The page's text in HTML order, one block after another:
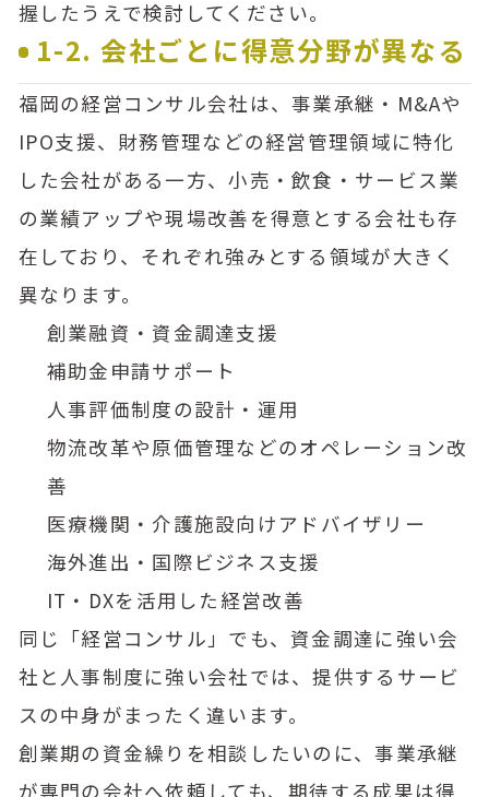
握したうえで検討してください。
1-2. 会社ごとに得意分野が異なる
福岡の経営コンサル会社は、事業承継・M&Aや
IPO支援、財務管理などの経営管理領域に特化
した会社がある一方、小売・飲食・サービス業
の業績アップや現場改善を得意とする会社も存
在しており、それぞれ強みとする領域が大きく
異なります。
創業融資・資金調達支援
補助金申請サポート
人事評価制度の設計・運用
物流改革や原価管理などのオペレーション改
善
医療機関・介護施設向けアドバイザリー
海外進出・国際ビジネス支援
IT・DXを活用した経営改善
同じ「経営コンサル」でも、資金調達に強い会
社と人事制度に強い会社では、提供するサービ
スの中身がまったく違います。
創業期の資金繰りを相談したいのに、事業承継
が専門の会社へ依頼しても、期待する成果は得